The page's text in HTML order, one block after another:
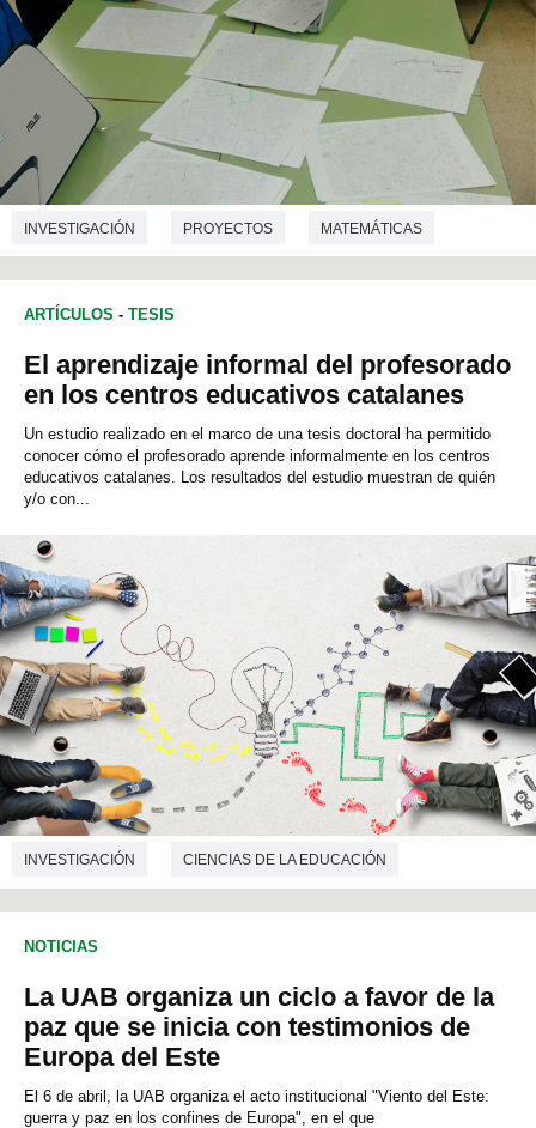
INVESTIGACIÓN PROYECTOS MATEMÁTICAS
ESTADÍSTICA
ARTÍCULOS - TESIS
El aprendizaje informal del profesorado
en los centros educativos catalanes
Un estudio realizado en el marco de una tesis doctoral ha permitido
conocer cómo el profesorado aprende informalmente en los centros
educativos catalanes. Los resultados del estudio muestran de quién
y/o con...
INVESTIGACIÓN CIENCIAS DE LA EDUCACIÓN
NOTICIAS
La UAB organiza un ciclo a favor de la
paz que se inicia con testimonios de
Europa del Este
El 6 de abril, la UAB organiza el acto institucional "Viento del Este:
guerra y paz en los confines de Europa", en el que